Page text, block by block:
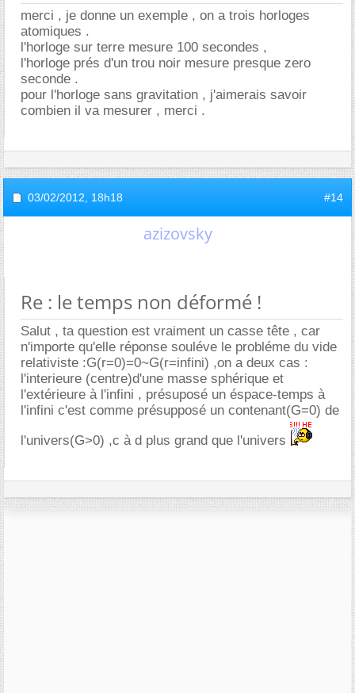
merci , je donne un exemple , on a trois horloges
atomiques .
l'horloge sur terre mesure 100 secondes ,
l'horloge prés d'un trou noir mesure presque zero
seconde .
pour l'horloge sans gravitation , j'aimerais savoir
combien il va mesurer , merci .
03/02/2012, 18h18 #14
azizovsky
Re : le temps non déformé !
Salut , ta question est vraiment un casse tête , car
n'importe qu'elle réponse souléve le probléme du vide
relativiste :G(r=0)=0~G(r=infini) ,on a deux cas :
l'interieure (centre)d'une masse sphérique et
l'extérieure à l'infini , présuposé un éspace-temps à
l'infini c'est comme présupposé un contenant(G=0) de
l'univers(G>0) ,c à d plus grand que l'univers